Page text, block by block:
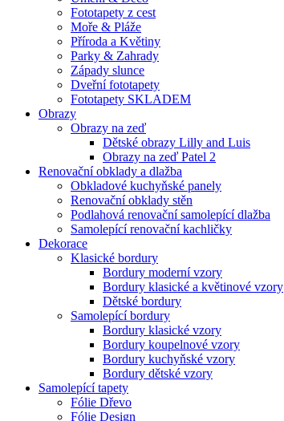
Fototapety z cest
Moře & Pláže
Příroda a Květiny
Parky & Zahrady
Západy slunce
Dveřní fototapety
Fototapety SKLADEM
Obrazy
Obrazy na zeď
Dětské obrazy Lilly and Luis
Obrazy na zeď Patel 2
Renovační obklady a dlažba
Obkladové kuchyňské panely
Renovační obklady stěn
Podlahová renovační samolepící dlažba
Samolepící renovační kachličky
Dekorace
Klasické bordury
Bordury moderní vzory
Bordury klasické a květinové vzory
Dětské bordury
Samolepící bordury
Bordury klasické vzory
Bordury koupelnové vzory
Bordury kuchyňské vzory
Bordury dětské vzory
Samolepící tapety
Fólie Dřevo
Fólie Design